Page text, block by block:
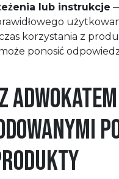
lub instrukcje
korzystania z
ponosić